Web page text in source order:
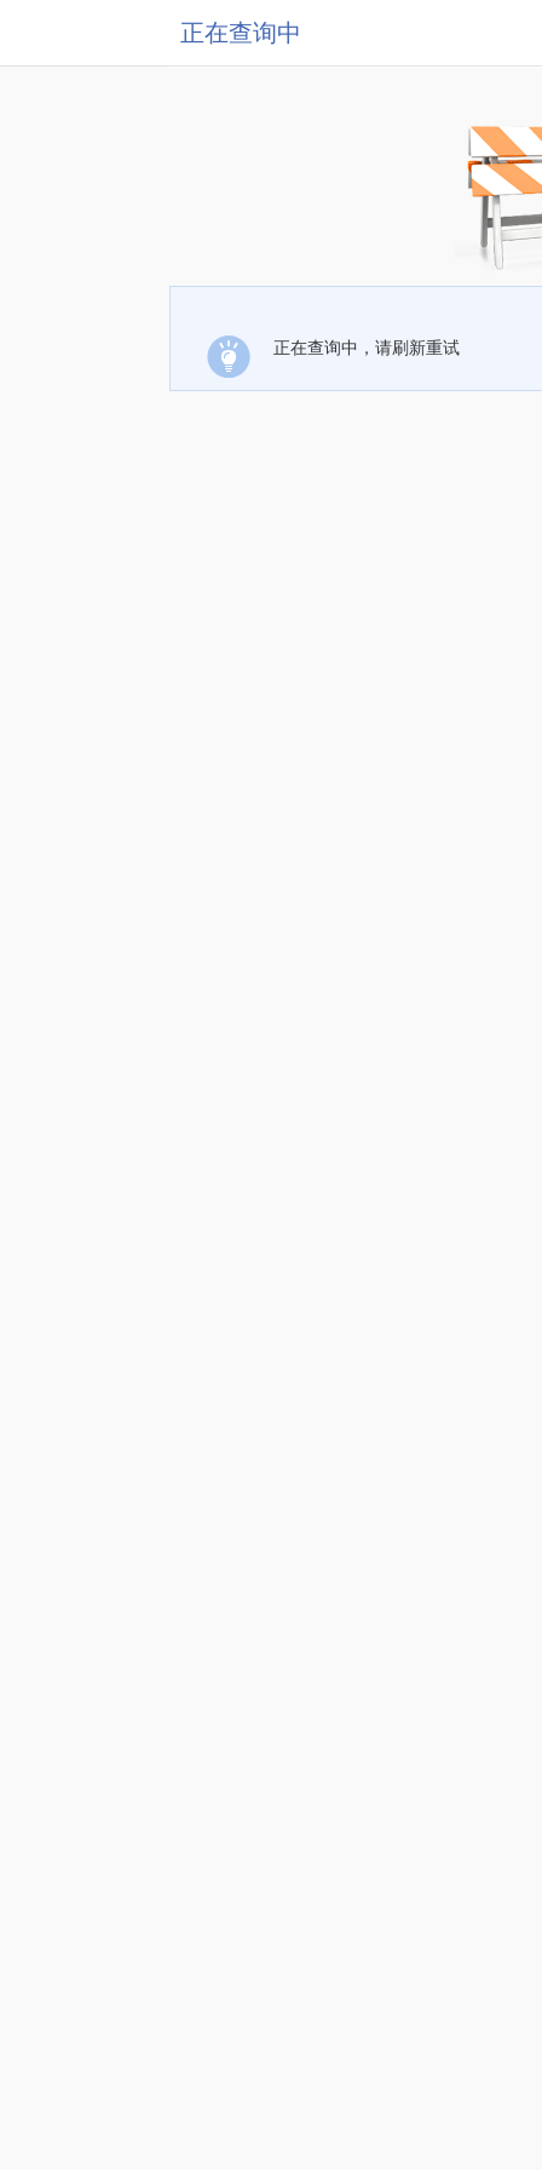
正在查询中
正在查询中，请刷新重试